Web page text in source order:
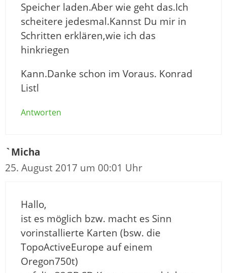
Speicher laden.Aber wie geht das.Ich
scheitere jedesmal.Kannst Du mir in
Schritten erklären,wie ich das
hinkriegen
Kann.Danke schon im Voraus. Konrad
Listl
Antworten
`Micha
25. August 2017 um 00:01 Uhr
Hallo,
ist es möglich bzw. macht es Sinn
vorinstallierte Karten (bsw. die
TopoActiveEurope auf einem
Oregon750t)